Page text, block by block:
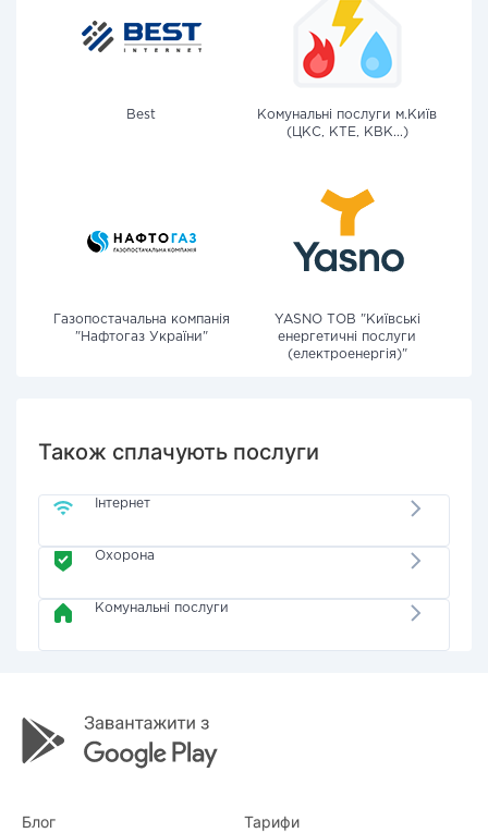
Best
Комунальні послуги м.Київ
(ЦКС, КТЕ, КВК...)
Газопостачальна компанія
"Нафтогаз України"
YASNO ТОВ "Київські
енергетичні послуги
(електроенергія)"
Також сплачують послуги
Інтернет
Охорона
Комунальні послуги
Блог Тарифи